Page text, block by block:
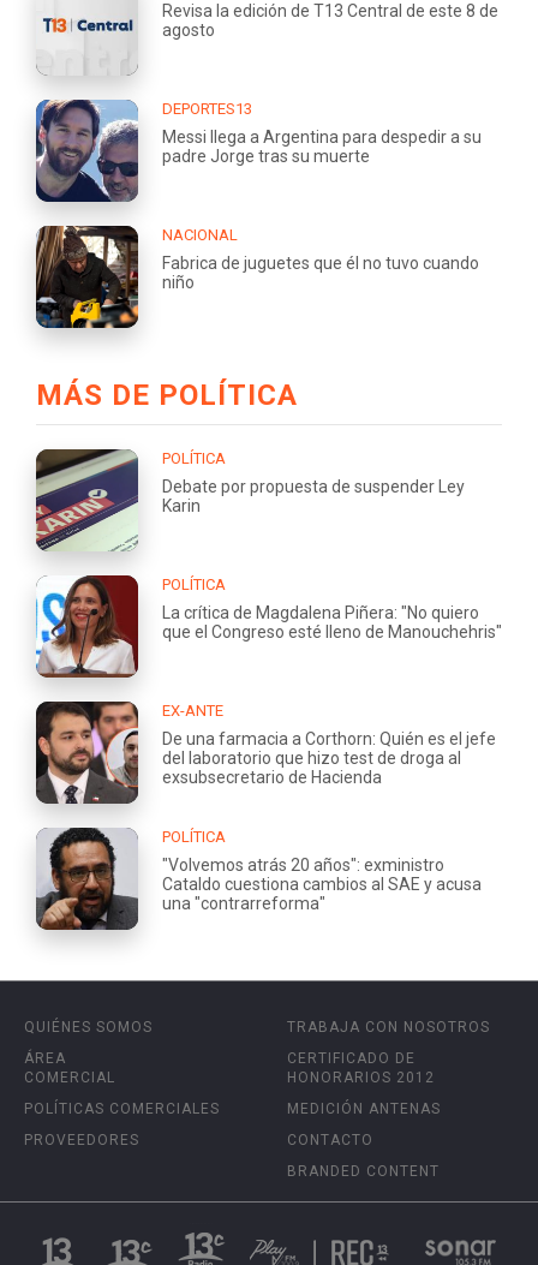
Revisa la edición de T13 Central de este 8 de
agosto
DEPORTES13
Messi llega a Argentina para despedir a su
padre Jorge tras su muerte
NACIONAL
Fabrica de juguetes que él no tuvo cuando
niño
MÁS DE POLÍTICA
POLÍTICA
Debate por propuesta de suspender Ley
Karin
POLÍTICA
La crítica de Magdalena Piñera: "No quiero
que el Congreso esté lleno de Manouchehris"
EX-ANTE
De una farmacia a Corthorn: Quién es el jefe
del laboratorio que hizo test de droga al
exsubsecretario de Hacienda
POLÍTICA
"Volvemos atrás 20 años": exministro
Cataldo cuestiona cambios al SAE y acusa
una "contrarreforma"
QUIÉNES SOMOS
ÁREA
COMERCIAL
POLÍTICAS COMERCIALES
PROVEEDORES
TRABAJA CON NOSOTROS
CERTIFICADO DE
HONORARIOS 2012
MEDICIÓN ANTENAS
CONTACTO
BRANDED CONTENT